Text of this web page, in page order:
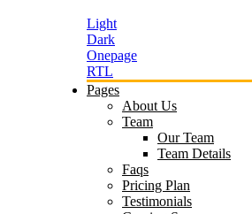
Light
Dark
Onepage
RTL
Pages
About Us
Team
Our Team
Team Details
Faqs
Pricing Plan
Testimonials